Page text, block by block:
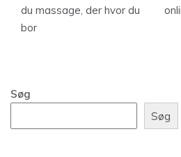
du massage, der hvor du
bor
Søg
Søg